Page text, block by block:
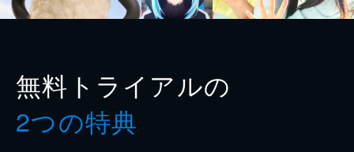
無料トライアルの
2つの特典